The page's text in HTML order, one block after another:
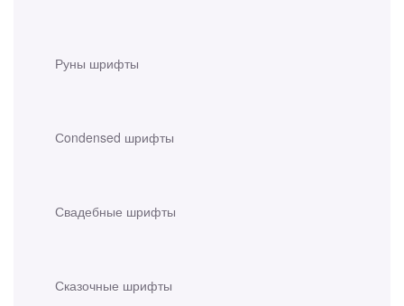
Руны шрифты
Сondensed шрифты
Свадебные шрифты
Сказочные шрифты